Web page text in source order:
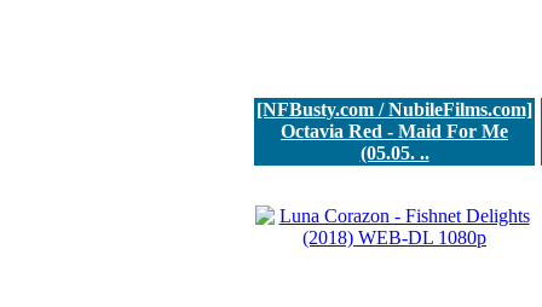
[NFBusty.com / NubileFilms.com]
Octavia Red - Maid For Me
(05.05. ..